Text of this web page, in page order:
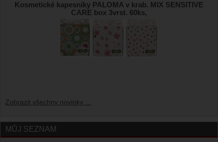
Kosmetické kapesníky PALOMA v krab. MIX SENSITIVE
CARE box 3vrst. 60ks,
Zobrazit všechny novinky ...
MŮJ SEZNAM